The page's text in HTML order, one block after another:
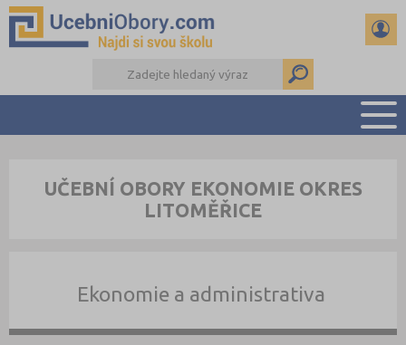
PŘÍPRAVA NA PŘIJÍMAČKY
DŮLEŽITÉ TERMÍNY
UČEBNÍ OBORY EKONOMIE OKRES
LITOMĚŘICE
Ekonomie a administrativa